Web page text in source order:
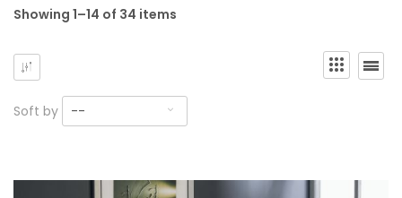
Showing 1–14 of 34 items
Soft by --